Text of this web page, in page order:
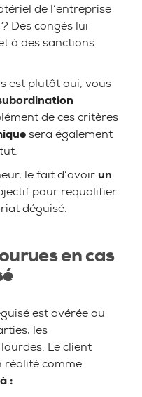
de l’entreprise
Des congés lui
à des sanctions
est plutôt oui, vous
de ces critères
sera également
le fait d’avoirun
pour requalifier
déguisé.
en cas
est avérée ou
les
Le client
réalité comme
: